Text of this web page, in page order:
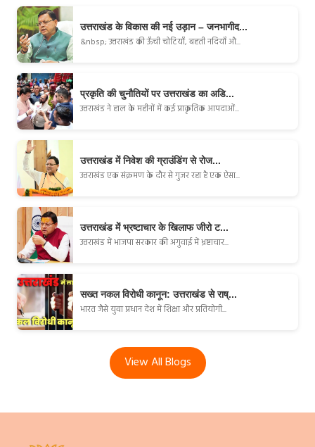
उत्तराखंड के विकास की नई उड़ान – जनभागीद...
&nbsp; उत्तराखंड की ऊँची चोटियाँ, बहती नदियाँ औ...
प्रकृति की चुनौतियों पर उत्तराखंड का अडि...
उत्तराखंड ने हाल के महीनों में कई प्राकृतिक आपदाओं...
उत्तराखंड में निवेश की ग्राउंडिंग से रोज...
उत्तराखंड एक संक्रमण के दौर से गुजर रहा है एक ऐसा...
उत्तराखंड में भ्रष्टाचार के खिलाफ जीरो ट...
उत्तराखंड में भाजपा सरकार की अगुवाई में भ्रष्टाचार...
सख्त नकल विरोधी कानून: उत्तराखंड से राष्...
भारत जैसे युवा प्रधान देश में शिक्षा और प्रतियोगी...
View All Blogs